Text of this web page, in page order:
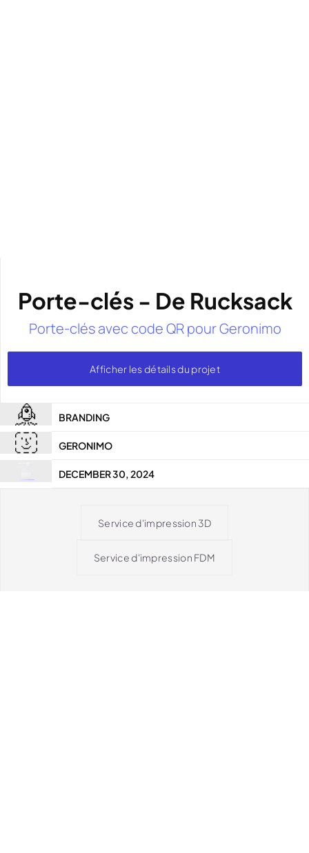
Porte-clés - De Rucksack
Porte-clés avec code QR pour Geronimo
Afficher les détails du projet
BRANDING
GERONIMO
DECEMBER 30, 2024
Service d'impression 3D
Service d'impression FDM